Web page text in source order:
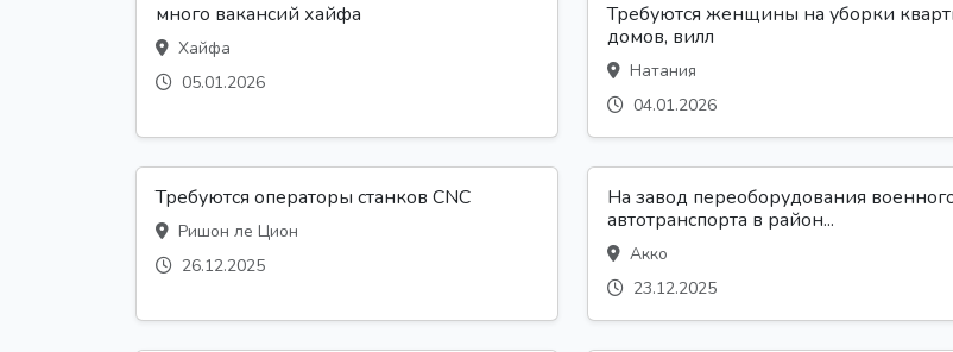
много вакансий хайфа
Хайфа
05.01.2026
Требуются женщины на уборки
домов, вилл
Натания
04.01.2026
Требуются операторы станков CNC
Ришон ле Цион
26.12.2025
На завод переоборудования
автотранспорта в район...
Акко
23.12.2025